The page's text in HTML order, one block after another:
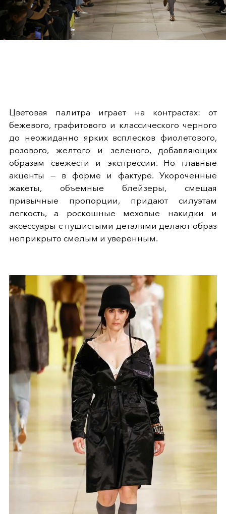
Цветовая палитра играет на контрастах: от
бежевого, графитового и классического черного
до неожиданно ярких всплесков фиолетового,
розового, желтого и зеленого, добавляющих
образам свежести и экспрессии. Но главные
акценты — в форме и фактуре. Укороченные
жакеты, объемные блейзеры, смещая
привычные пропорции, придают силуэтам
легкость, а роскошные меховые накидки и
аксессуары с пушистыми деталями делают образ
неприкрыто смелым и уверенным.